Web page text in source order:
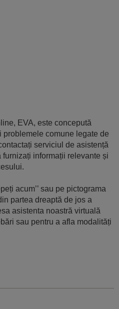
EVA, este concepută
problemele comune legate de
serviciul de asistență
furnizați informații relevante și
acum’’ sau pe pictograma
partea dreaptă de jos a
asistenta noastră virtuală
sau pentru a afla modalități